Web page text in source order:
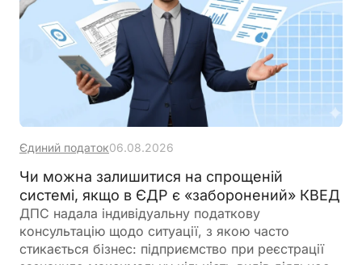
Єдиний податок06.08.2026
Чи можна залишитися на спрощеній
системі, якщо в ЄДР є «заборонений» КВЕД
ДПС надала індивідуальну податкову
консультацію щодо ситуації, з якою часто
стикається бізнес: підприємство при реєстрації